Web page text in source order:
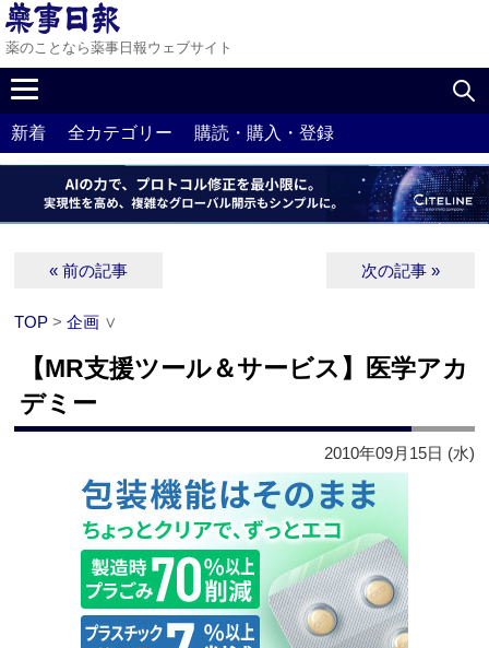
薬のことなら薬事日報ウェブサイト
新着 全カテゴリー 購読・購入・登録
« 前の記事 次の記事 »
TOP >企画 ∨
【MR支援ツール＆サービス】医学アカ
デミー
2010年09月15日 (水)